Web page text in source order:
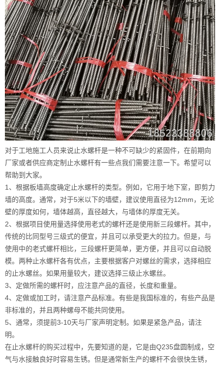
对于工地施工人员来说止水螺杆是一种不可缺少的紧固件，在前期向
厂家或者供应商定制止水螺杆有一些点我们需要注意一下。希望可以
帮助到大家。
1、根据板墙高度确定止水螺杆的类型。例如，它用于地下室，即剪力
墙的高度。通常，对于5米以下的墙壁，建议使用直径为12mm，无论
壁的厚度如何，墙体越高，直径越大，与墙体的厚度无关。
2、根据项目使用量选择使用老式的螺杆还是使用新三段螺杆。其中，
传统的比同型号三级式的便宜，并且可以承受更大的拉力。但是，与
使用中的老式螺杆相比，三段螺杆更简单，更方便，并且可以自动脱
模。两种止水螺杆各有优点，主要根据客户对螺丝的需求，选择相应
的止水螺丝。如果用量较大，建议选择三级止水螺丝。
3、定做所需的螺杆时，应注意产品的直径，长度和重量。
4、定做或加工时，请注意产品标准。有些是我国标准的，有些产品是
非标准的，并且两种螺母不能共同使用。
5、通常，须提前3-10天与厂家声明定制。如果是紧急产品，请注
明。
在止水螺杆的购买过程中，先要知道的是，它是由Q235盘圆制成，空
气与水接触良好时容易生锈。但是通常新生产的螺杆不会很快生锈，